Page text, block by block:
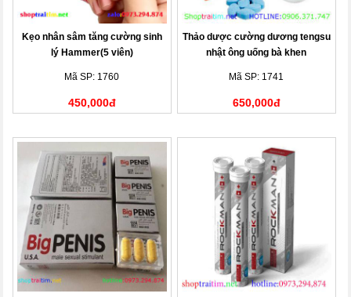
Kẹo nhân sâm tăng cường sinh
lý Hammer(5 viên)
Mã SP: 1760
450,000đ
Thảo dược cường dương tengsu
nhật ông uống bà khen
Mã SP: 1741
650,000đ